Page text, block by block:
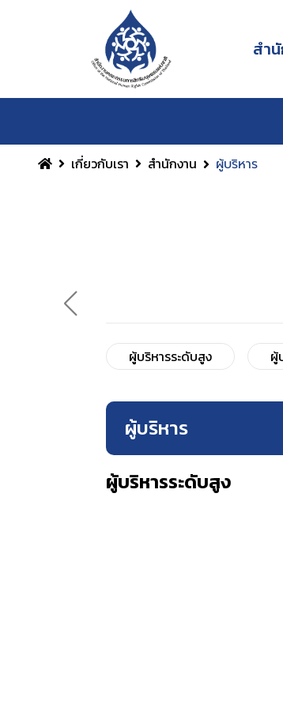
สำ
เกี่ยวกับเรา สำนักงาน ผู้บริหาร
ผู้บริหารระดับสูง ผู้
ผู้บริหาร
ผู้บริหารระดับสูง